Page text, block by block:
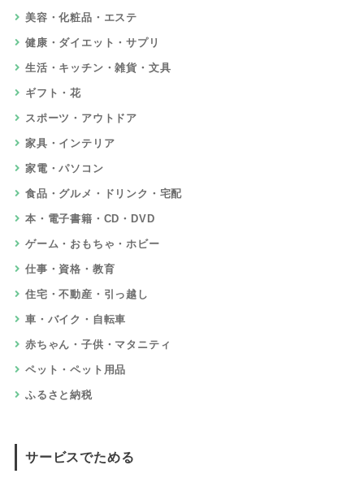
美容・化粧品・エステ
健康・ダイエット・サプリ
生活・キッチン・雑貨・文具
ギフト・花
スポーツ・アウトドア
家具・インテリア
家電・パソコン
食品・グルメ・ドリンク・宅配
本・電子書籍・CD・DVD
ゲーム・おもちゃ・ホビー
仕事・資格・教育
住宅・不動産・引っ越し
車・バイク・自転車
赤ちゃん・子供・マタニティ
ペット・ペット用品
ふるさと納税
サービスでためる